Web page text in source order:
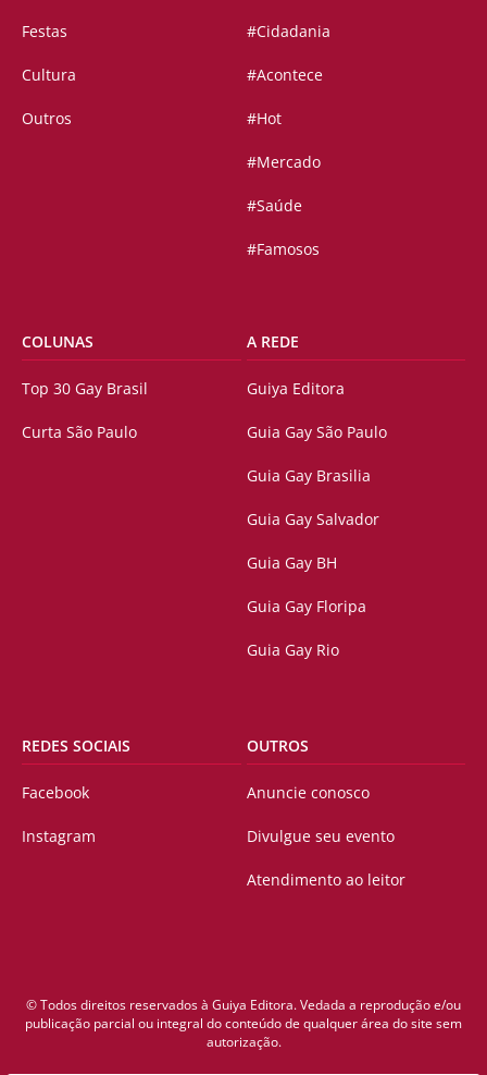
Festas
Cultura
Outros
#Cidadania
#Acontece
#Hot
#Mercado
#Saúde
#Famosos
COLUNAS
Top 30 Gay Brasil
Curta São Paulo
A REDE
Guiya Editora
Guia Gay São Paulo
Guia Gay Brasilia
Guia Gay Salvador
Guia Gay BH
Guia Gay Floripa
Guia Gay Rio
REDES SOCIAIS
Facebook
Instagram
OUTROS
Anuncie conosco
Divulgue seu evento
Atendimento ao leitor
© Todos direitos reservados à Guiya Editora. Vedada a reprodução e/ou
publicação parcial ou integral do conteúdo de qualquer área do site sem
autorização.